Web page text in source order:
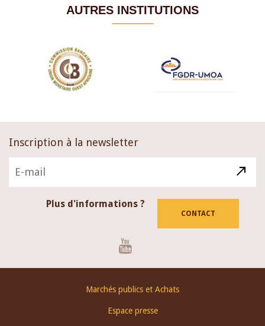
AUTRES INSTITUTIONS
Inscription à la newsletter
Plus d'informations ?
CONTACT
Marchés publics et Achats
Espace presse